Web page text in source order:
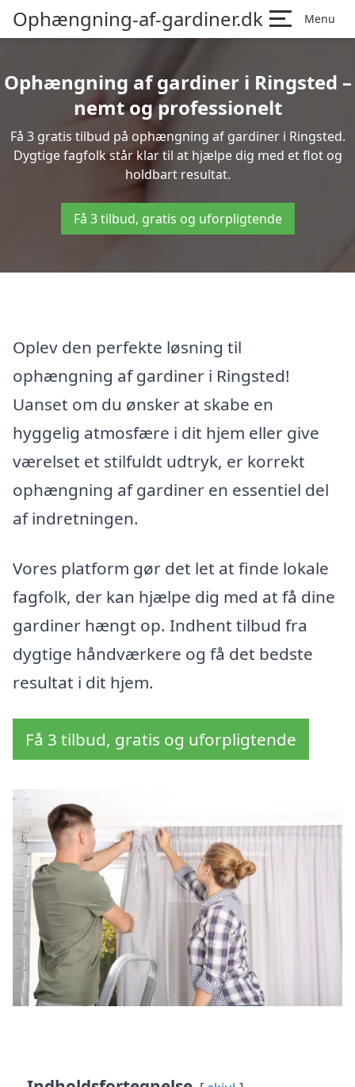
Ophængning-af-gardiner.dk Menu
Ophængning af gardiner i Ringsted –
nemt og professionelt
Få 3 gratis tilbud på ophængning af gardiner i Ringsted.
Dygtige fagfolk står klar til at hjælpe dig med et flot og
holdbart resultat.
Få 3 tilbud, gratis og uforpligtende
Oplev den perfekte løsning til
ophængning af gardiner i Ringsted!
Uanset om du ønsker at skabe en
hyggelig atmosfære i dit hjem eller give
værelset et stilfuldt udtryk, er korrekt
ophængning af gardiner en essentiel del
af indretningen.
Vores platform gør det let at finde lokale
fagfolk, der kan hjælpe dig med at få dine
gardiner hængt op. Indhent tilbud fra
dygtige håndværkere og få det bedste
resultat i dit hjem.
Få 3 tilbud, gratis og uforpligtende